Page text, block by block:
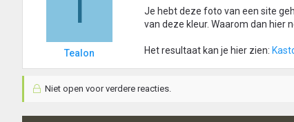
Tealon
Je hebt deze foto van een site
van deze kleur. Waarom dan hier
Het resultaat kan je hier zien:
Niet open voor verdere reacties.